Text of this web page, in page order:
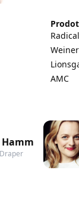
AMC
Hamm